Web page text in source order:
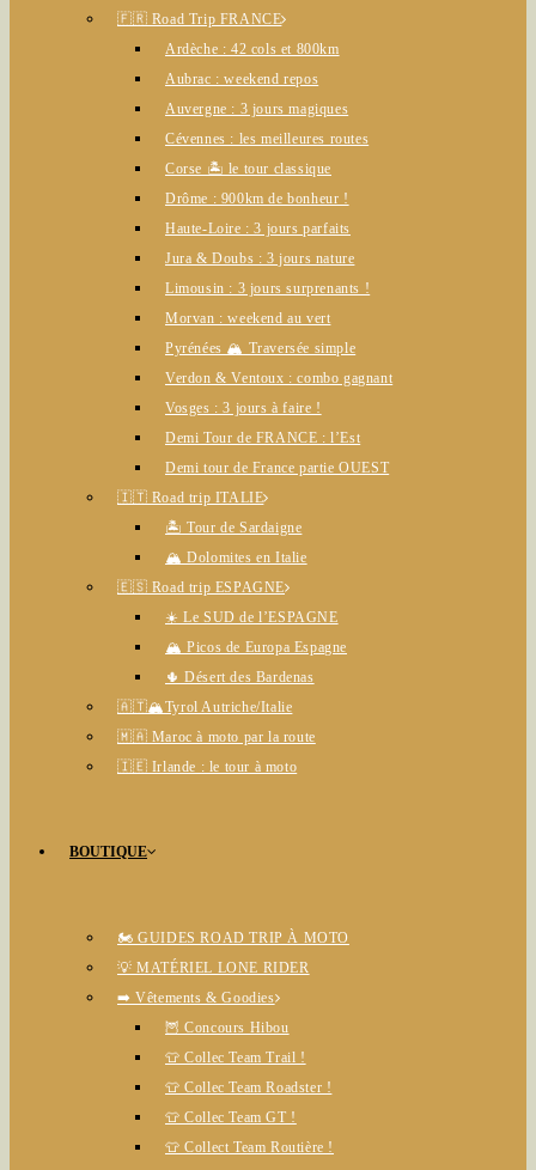
🇫🇷 Road Trip FRANCE
Ardèche : 42 cols et 800km
Aubrac : weekend repos
Auvergne : 3 jours magiques
Cévennes : les meilleures routes
Corse 🏝️ le tour classique
Drôme : 900km de bonheur !
Haute-Loire : 3 jours parfaits
Jura & Doubs : 3 jours nature
Limousin : 3 jours surprenants !
Morvan : weekend au vert
Pyrénées 🏔️ Traversée simple
Verdon & Ventoux : combo gagnant
Vosges : 3 jours à faire !
Demi Tour de FRANCE : l’Est
Demi tour de France partie OUEST
🇮🇹 Road trip ITALIE
🏝️ Tour de Sardaigne
🏔️ Dolomites en Italie
🇪🇸 Road trip ESPAGNE
☀️ Le SUD de l’ESPAGNE
🏔️ Picos de Europa Espagne
🌵 Désert des Bardenas
🇦🇹🏔️Tyrol Autriche/Italie
🇲🇦 Maroc à moto par la route
🇮🇪 Irlande : le tour à moto
BOUTIQUE
🏍️ GUIDES ROAD TRIP À MOTO
💡 MATÉRIEL LONE RIDER
➡️ Vêtements & Goodies
🦉 Concours Hibou
👕 Collec Team Trail !
👕 Collec Team Roadster !
👕 Collec Team GT !
👕 Collect Team Routière !